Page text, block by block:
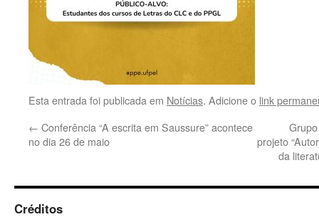
Esta entrada foi publicada em Notícias. Adicione o link
← Conferência “A escrita em Saussure” acontece
no dia 26 de maio
projeto
da
Créditos